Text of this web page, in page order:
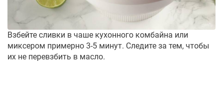
Взбейте сливки в чаше кухонного комбайна или
миксером примерно 3-5 минут. Следите за тем, чтобы
их не перевзбить в масло.